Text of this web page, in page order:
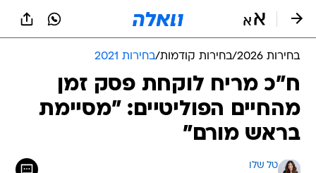
בחירות 2026 /בחירות קודמות/בחירות 2021
ח"כ מריח לוקחת פסק זמן
מהחיים הפוליטיים: "מסיימת
בראש מורם"
טל שלו